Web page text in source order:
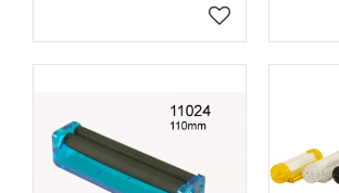
Lägg till i favoriter